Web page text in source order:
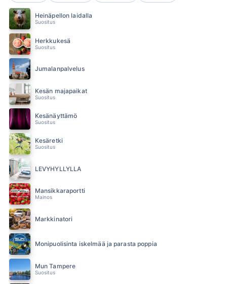
Heinäpellon laidalla
Suositus
Herkkukesä
Suositus
Jumalanpalvelus
Kesän majapaikat
Suositus
Kesänäyttämö
Suositus
Kesäretki
Suositus
LEVYHYLLYLLÄ
Mansikkaraportti
Mainos
Markkinatori
Monipuolisinta iskelmää ja parasta poppia
Mun Tampere
Suositus